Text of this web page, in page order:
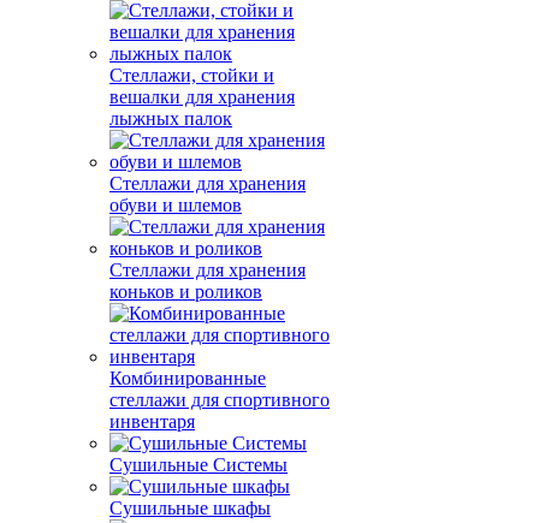
Стеллажи, стойки и
вешалки для хранения
лыжных палок
Стеллажи для хранения
обуви и шлемов
Стеллажи для хранения
коньков и роликов
Комбинированные
стеллажи для спортивного
инвентаря
Сушильные Системы
Сушильные шкафы